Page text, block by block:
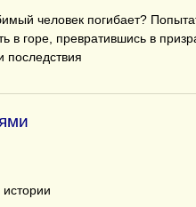
человек погибает?
в горе, превратившись в
последствия
истории